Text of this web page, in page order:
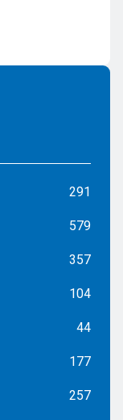
291
579
357
104
44
177
257